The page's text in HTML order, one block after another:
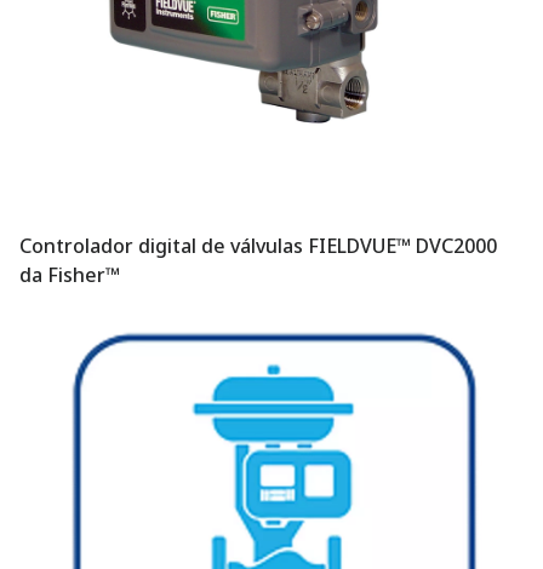
Controlador digital de válvulas FIELDVUE™ DVC2000
da Fisher™